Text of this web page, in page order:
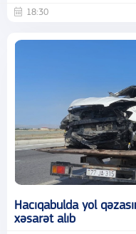
18:30
Hacıqabulda yol
xəsarət alıb